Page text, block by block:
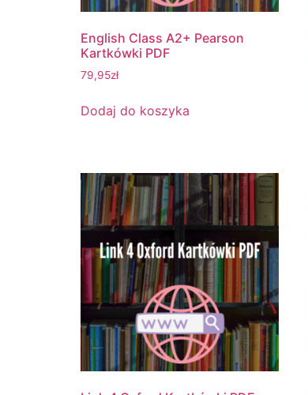
English Class A2+ Pearson
Kartkówki PDF
79,95zł
Dodaj do koszyka